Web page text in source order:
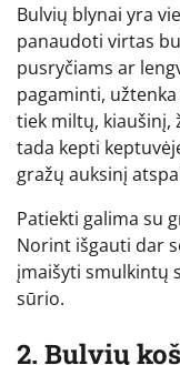
Bulvių blynai yra
panaudoti virtas
pusryčiams ar
pagaminti,
tiek miltų, kiaušinį,
tada kepti
gražų auksinį
Patiekti galima su
Norint išgauti dar
įmaišyti smulkintų
sūrio.
2. Bulvių